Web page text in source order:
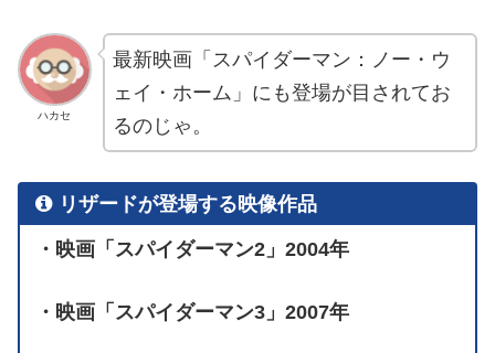
ハカセ
最新映画「スパイダーマン：ノー・ウ
ェイ・ホーム」にも登場が目されてお
るのじゃ。
リザードが登場する映像作品
・映画「スパイダーマン2」2004年
・映画「スパイダーマン3」2007年